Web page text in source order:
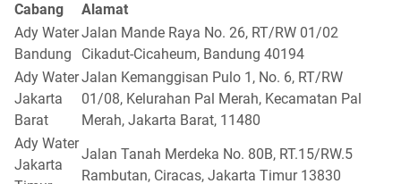
Cabang
Alamat
Ady Water
Bandung
Jalan Mande Raya No. 26, RT/RW 01/02
Cikadut-Cicaheum, Bandung 40194
Ady Water
Jakarta
Barat
Jalan Kemanggisan Pulo 1, No. 6, RT/RW
01/08, Kelurahan Pal Merah, Kecamatan Pal
Merah, Jakarta Barat, 11480
Ady Water
Jakarta
Jalan Tanah Merdeka No. 80B, RT.15/RW.5
Rambutan, Ciracas, Jakarta Timur 13830